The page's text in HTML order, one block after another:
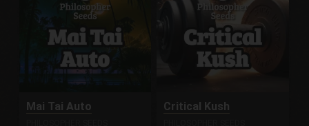
Mai Tai Auto Critical Kush